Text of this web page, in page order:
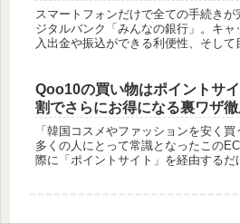
スマートフォンだけで全ての手続き
ジタルバンク「みんなの銀行」。キ
入出金や振込ができる利便性、そし
Qoo10の買い物はポイントサ
割でさらにお得になる裏ワザ
「韓国コスメやファッションを安く
多くの人にとって常識となったこの
際に「ポイントサイト」を経由するだ